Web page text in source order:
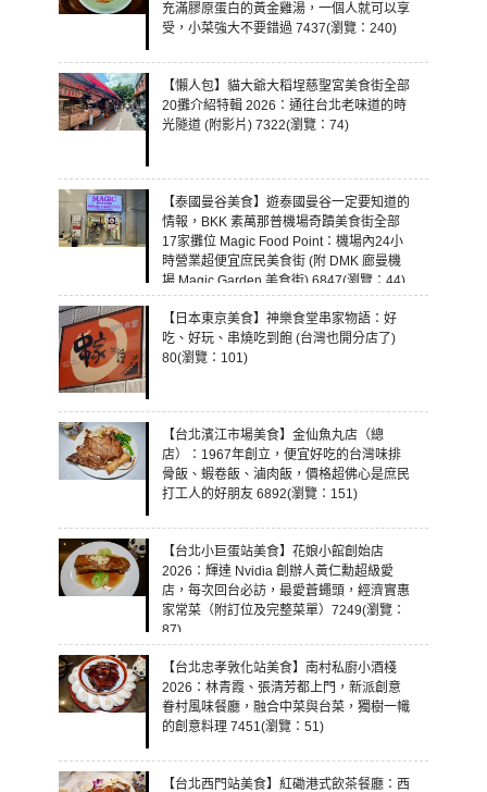
充滿膠原蛋白的黃金雞湯，一個人就可以享
受，小菜強大不要錯過 7437(瀏覽：240)
【懶人包】貓大爺大稻埕慈聖宮美食街全部
20攤介紹特輯 2026：通往台北老味道的時
光隧道 (附影片) 7322(瀏覽：74)
【泰國曼谷美食】遊泰國曼谷一定要知道的
情報，BKK 素萬那普機場奇蹟美食街全部
17家攤位 Magic Food Point：機場內24小
時營業超便宜庶民美食街 (附 DMK 廊曼機
場 Magic Garden 美食街) 6847(瀏覽：44)
【日本東京美食】神樂食堂串家物語：好
吃、好玩、串燒吃到飽 (台灣也開分店了)
80(瀏覽：101)
【台北濱江市場美食】金仙魚丸店（總
店）：1967年創立，便宜好吃的台灣味排
骨飯、蝦卷飯、滷肉飯，價格超佛心是庶民
打工人的好朋友 6892(瀏覽：151)
【台北小巨蛋站美食】花娘小館創始店
2026：輝達 Nvidia 創辦人黃仁勳超級愛
店，每次回台必訪，最愛蒼蠅頭，經濟實惠
家常菜（附訂位及完整菜單）7249(瀏覽：
87)
【台北忠孝敦化站美食】南村私廚小酒棧
2026：林青霞、張清芳都上門，新派創意
眷村風味餐廳，融合中菜與台菜，獨樹一幟
的創意料理 7451(瀏覽：51)
【台北西門站美食】紅磡港式飲茶餐廳：西